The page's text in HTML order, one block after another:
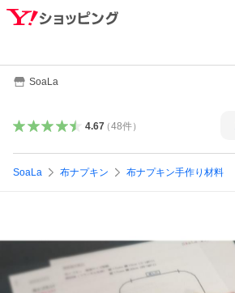
SoaLa
4.67（48件）
SoaLa 布ナプキン 布ナプキン手作り材料